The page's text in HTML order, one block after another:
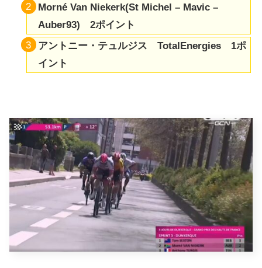
Morné Van Niekerk(St Michel – Mavic –
Auber93) 2ポイント
アントニー・テュルジス TotalEnergies 1ポ
イント